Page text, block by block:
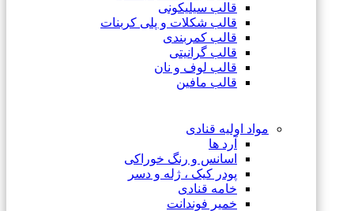
قالب سیلیکونی
قالب شکلات و پلی کربنات
قالب کمربندی
قالب گرانیتی
قالب لوف و نان
قالب مافین
مواد اولیه قنادی
آرد ها
اسانس و رنگ خوراکی
پودر کیک ، ژله و دسر
خامه قنادی
خمیر فوندانت